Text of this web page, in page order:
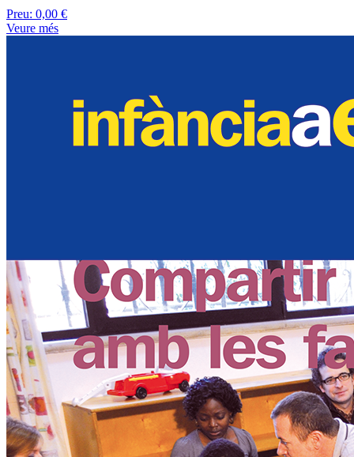
Preu: 0,00 €
Veure més